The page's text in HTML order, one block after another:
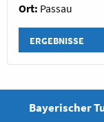
Ort: Passau
ERGEBNISSE
Bayerischer